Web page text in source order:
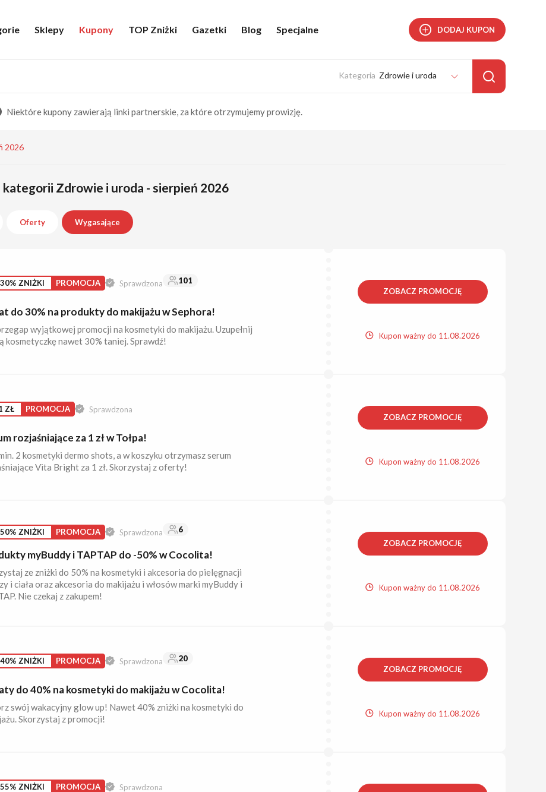
Sklepy Kupony TOP Zniżki Gazetki Blog Specjalne DODAJ KUPON
Zdrowie i uroda
Niektóre kupony zawierają linki partnerskie, za które otrzymujemy prowizję.
2026
Zdrowie i uroda - sierpień 2026
Oferty Wygasające
ZNIŻKI PROMOCJA Sprawdzona 101
do 30% na produkty do makijażu w Sephora!
wyjątkowej promocji na kosmetyki do makijażu. Uzupełnij
kosmetyczkę nawet 30% taniej. Sprawdź!
ZOBACZ PROMOCJĘ
Kupon ważny do 11.08.2026
ZŁ PROMOCJA Sprawdzona
rozjaśniające za 1 zł w Tołpa!
2 kosmetyki dermo shots, a w koszyku otrzymasz serum
Vita Bright za 1 zł. Skorzystaj z oferty!
ZOBACZ PROMOCJĘ
Kupon ważny do 11.08.2026
ZNIŻKI PROMOCJA Sprawdzona 6
myBuddy i TAPTAP do -50% w Cocolita!
ze zniżki do 50% na kosmetyki i akcesoria do pielęgnacji
i ciała oraz akcesoria do makijażu i włosów marki myBuddy i
Nie czekaj z zakupem!
ZOBACZ PROMOCJĘ
Kupon ważny do 11.08.2026
ZNIŻKI PROMOCJA Sprawdzona 20
do 40% na kosmetyki do makijażu w Cocolita!
swój wakacyjny glow up! Nawet 40% zniżki na kosmetyki do
Skorzystaj z promocji!
ZOBACZ PROMOCJĘ
Kupon ważny do 11.08.2026
ZNIŻKI PROMOCJA Sprawdzona